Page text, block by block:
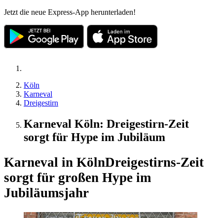
Jetzt die neue Express-App herunterladen!
Köln
Karneval
Dreigestirn
Karneval Köln: Dreigestirn-Zeit
sorgt für Hype im Jubiläum
Karneval in KölnDreigestirns-Zeit
sorgt für großen Hype im
Jubiläumsjahr